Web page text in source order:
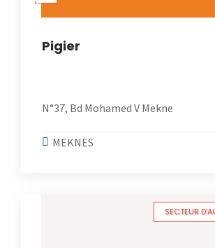
Pigier
N°37, Bd Mohamed V Mekne
MEKNES
SECTEUR